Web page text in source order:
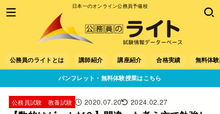
日本一のオンライン公務員予備校
公務員のライトとは 講師紹介 講座紹介 合格実績 無料体
パンフレット・無料体験授業はこちら
公務員試験 教養試験 2020.07.20 2024.02.27